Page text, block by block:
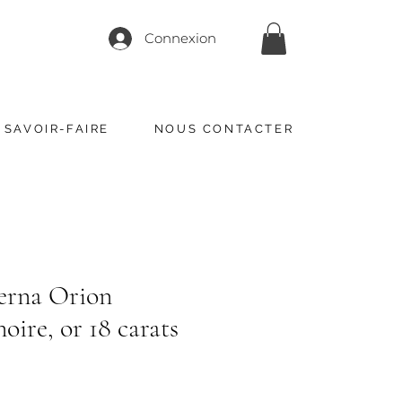
Connexion
FAIRE NOUS CONTACTER
Orion
or 18 carats